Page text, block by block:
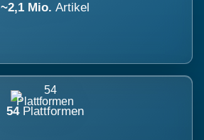
~2,1 Mio. Artikel
54 Plattformen